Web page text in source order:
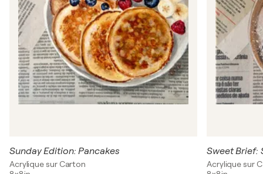
Sunday Edition: Pancakes
Acrylique sur Carton
Sweet Brief:
Acrylique sur